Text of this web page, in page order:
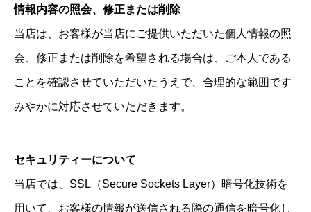
情報内容の照会、修正または削除
当店は、お客様が当店にご提供いただいた個人情報の照
会、修正または削除を希望される場合は、ご本人である
ことを確認させていただいたうえで、合理的な範囲です
みやかに対応させていただきます。
セキュリティーについて
当店では、SSL（Secure Sockets Layer）暗号化技術を
用いて、お客様の情報が送信される際の通信を暗号化し